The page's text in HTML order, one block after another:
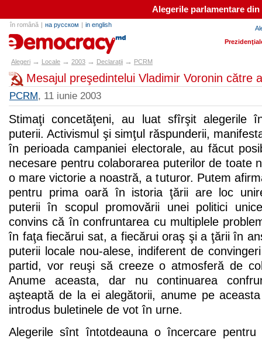
Alegerile parlamentare
în română | на русском | in english
alegeri.md
Alegeri → Locale → 2003 → Declaraţii → PCRM
Mesajul preşedintelui Vladimir Voronin către
PCRM, 11 iunie 2003
Stimaţi concetăţeni, au luat sfîrşit alegerile
puterii. Activismul şi simţul răspunderii,
în perioada campaniei electorale, au făcut
necesare pentru colaborarea puterilor de toate
o mare victorie a noastră, a tuturor. Putem
pentru prima oară în istoria ţării are loc
puterii în scopul promovării unei politici
convins că în confruntarea cu multiplele
în faţa fiecărui sat, a fiecărui oraş şi a ţării în
puterii locale nou-alese, indiferent de
partid, vor reuşi să creeze o atmosferă de
Anume aceasta, dar nu continuarea
aşteaptă de la ei alegătorii, anume pe
introdus buletinele de vot în urne.
Alegerile sînt întotdeauna o încercare pentru